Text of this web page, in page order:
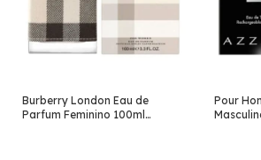
Burberry London Eau de
Parfum Feminino 100ml
Pour